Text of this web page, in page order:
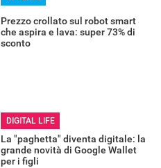
Prezzo crollato sul robot smart
che aspira e lava: super 73% di
sconto
DIGITAL LIFE
La "paghetta" diventa digitale: la
grande novità di Google Wallet
per i figli